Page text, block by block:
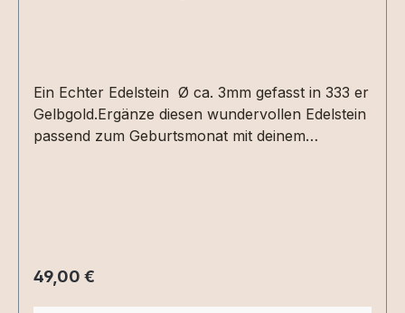
Ein Echter Edelstein Ø ca. 3mm gefasst in 333 er
Gelbgold.Ergänze diesen wundervollen Edelstein
passend zum Geburtsmonat mit deinem
Regulärer Preis:
49,00 €